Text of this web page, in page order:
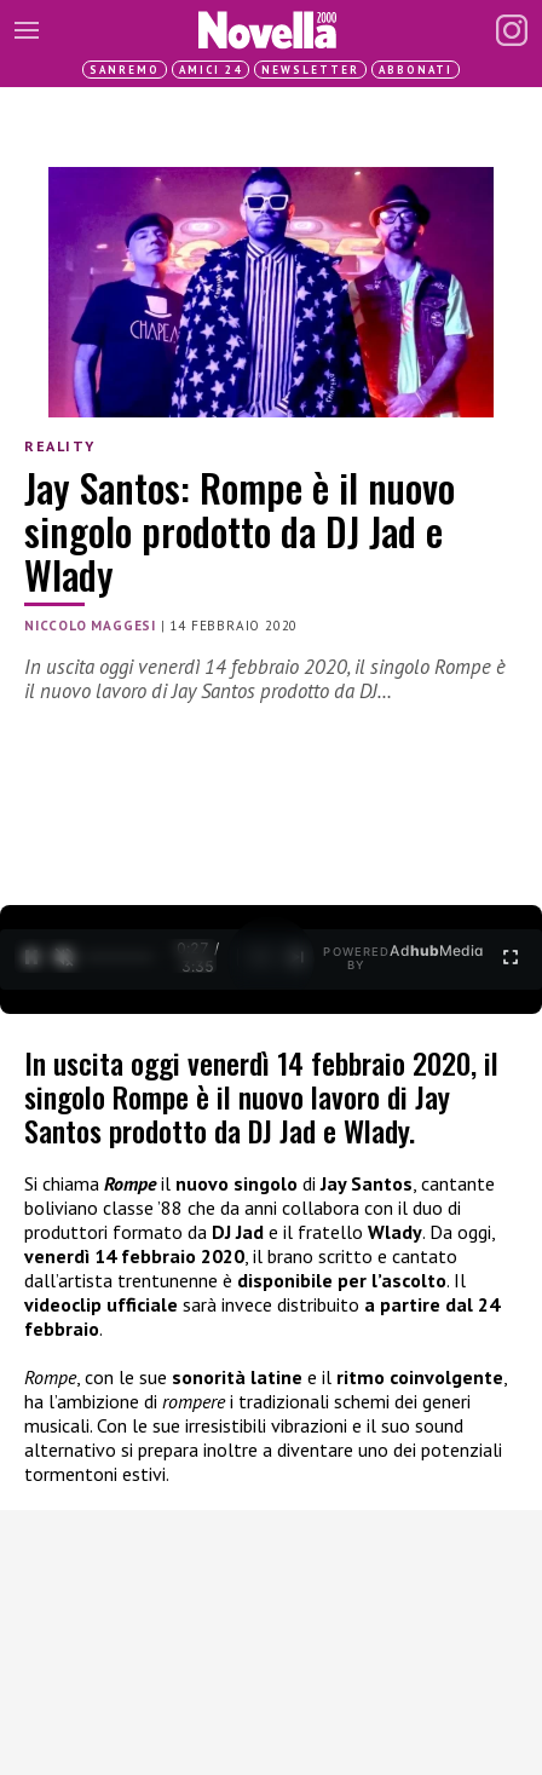
SANREMO AMICI 24 NEWSLETTER ABBONATI
REALITY
Jay Santos: Rompe è il nuovo
singolo prodotto da DJ Jad e
Wlady
NICCOLO MAGGESI | 14 FEBBRAIO 2020
In uscita oggi venerdì 14 febbraio 2020, il singolo Rompe è
il nuovo lavoro di Jay Santos prodotto da DJ…
0:28 /
3:35
POWERED
BY
AdhubMedia
In uscita oggi venerdì 14 febbraio 2020, il
singolo Rompe è il nuovo lavoro di Jay
Santos prodotto da DJ Jad e Wlady.
Si chiama Rompeil nuovo singolo diJay Santos, cantante
boliviano classe ’88 che da anni collabora con il duo di
produttori formato da DJ Jad e il fratello Wlady. Da oggi,
venerdì 14 febbraio 2020, il brano scritto e cantato
dall’artista trentunenne è disponibile per l’ascolto. Il
videoclip ufficiale sarà invece distribuito a partire dal 24
febbraio.
Rompe, con le sue sonorità latine e il ritmo coinvolgente,
ha l’ambizione di romperei tradizionali schemi dei generi
musicali. Con le sue irresistibili vibrazioni e il suo sound
alternativo si prepara inoltre a diventare uno dei potenziali
tormentoni estivi.